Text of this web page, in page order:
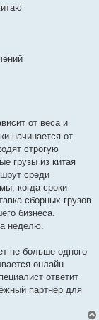
от веса и
начинается от
строгую
грузы из китая
среди
когда сроки
сборных грузов
бизнеса.
неделю.
не больше одного
онлайн
ответит
партнёр для